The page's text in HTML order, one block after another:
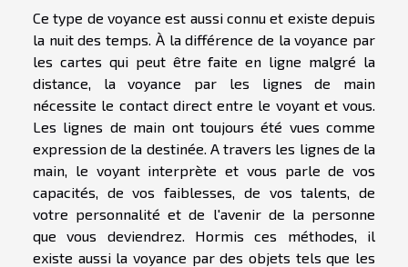
Ce type de voyance est aussi connu et existe depuis
la nuit des temps. À la différence de la voyance par
les cartes qui peut être faite en ligne malgré la
distance, la voyance par les lignes de main
nécessite le contact direct entre le voyant et vous.
Les lignes de main ont toujours été vues comme
expression de la destinée. A travers les lignes de la
main, le voyant interprète et vous parle de vos
capacités, de vos faiblesses, de vos talents, de
votre personnalité et de l'avenir de la personne
que vous deviendrez. Hormis ces méthodes, il
existe aussi la voyance par des objets tels que les